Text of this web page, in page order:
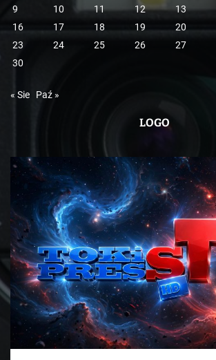
9
10 11 12 13
16
17 18 19 20
23
24 25 26 27
30
« Sie Paź »
LOGO